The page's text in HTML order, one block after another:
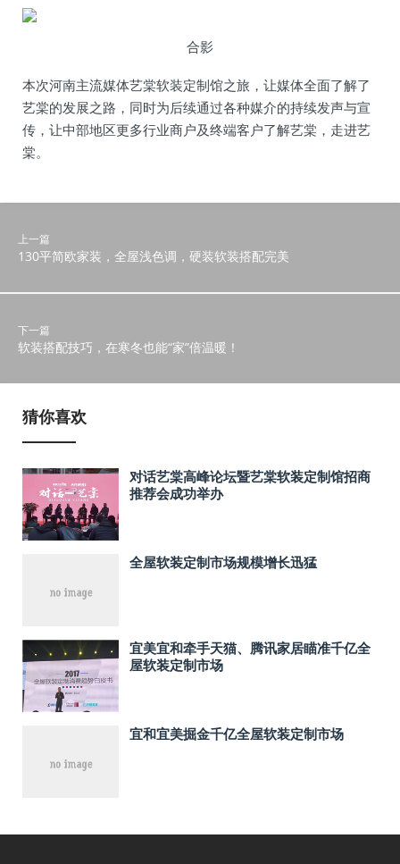
合影
本次河南主流媒体艺棠软装定制馆之旅，让媒体全面了解了
艺棠的发展之路，同时为后续通过各种媒介的持续发声与宣
传，让中部地区更多行业商户及终端客户了解艺棠，走进艺
棠。
上一篇
130平简欧家装，全屋浅色调，硬装软装搭配完美
下一篇
软装搭配技巧，在寒冬也能“家”倍温暖！
猜你喜欢
对话艺棠高峰论坛暨艺棠软装定制馆招商
推荐会成功举办
全屋软装定制市场规模增长迅猛
宜美宜和牵手天猫、腾讯家居瞄准千亿全
屋软装定制市场
宜和宜美掘金千亿全屋软装定制市场